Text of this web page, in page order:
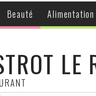
Beauté Alimentation
LE